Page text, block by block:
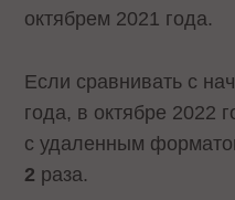
октябрем 2021 года.
Если сравнивать с
года, в октябре 2022
с удаленным
2 раза.